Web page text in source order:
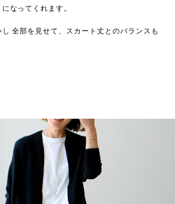
なってくれます。
全部を見せて、スカート丈とのバランスも